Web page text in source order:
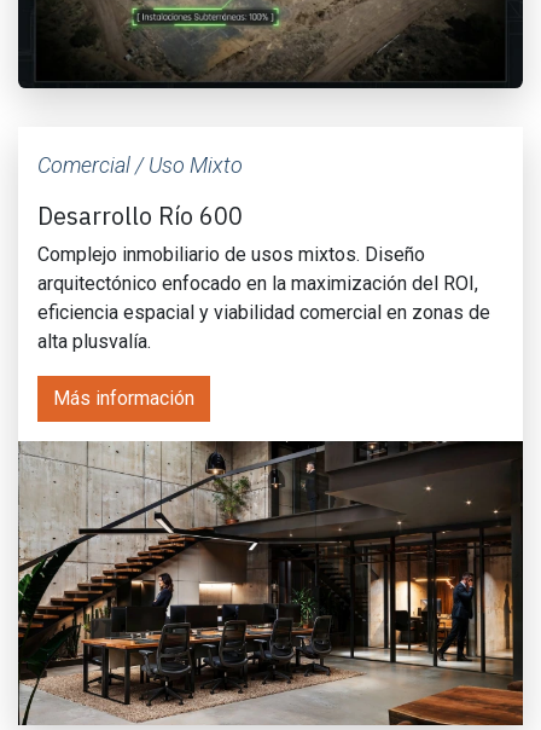
Comercial / Uso Mixto
Desarrollo Río 600
Complejo inmobiliario de usos mixtos. Diseño
arquitectónico enfocado en la maximización del ROI,
eficiencia espacial y viabilidad comercial en zonas de
alta plusvalía.
Más información